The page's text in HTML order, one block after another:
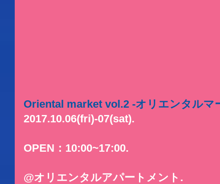
Oriental market vol.2 -オリエンタルマ
2017.10.06(fri)-07(sat).
OPEN：10:00~17:00.
@オリエンタルアパートメント.